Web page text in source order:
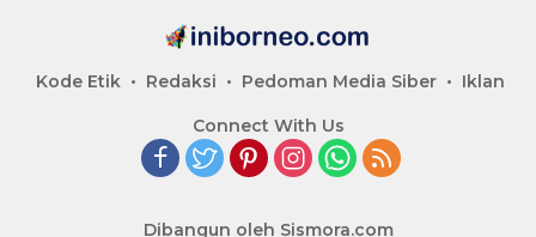
Kode Etik Redaksi Pedoman Media Siber Iklan
Connect With Us
Dibangun oleh Sismora.com